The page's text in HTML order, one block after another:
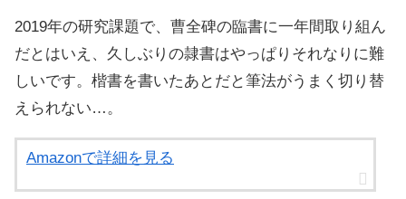
2019年の研究課題で、曹全碑の臨書に一年間取り組ん
だとはいえ、久しぶりの隷書はやっぱりそれなりに難
しいです。楷書を書いたあとだと筆法がうまく切り替
えられない…。
Amazonで詳細を見る